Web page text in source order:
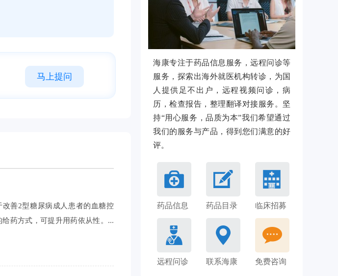
马上提问
善2型糖尿病成人患者的血糖控
药方式，可提升用药依从性。...
海康专注于药品信息服务，远程问诊等
服务，探索出海外就医机构转诊，为国
人提供足不出户，远程视频问诊，病
历，检查报告，整理翻译对接服务。坚
持“用心服务，品质为本”我们希望通过
我们的服务与产品，得到您们满意的好
评。
药品信息 药品目录 临床招募
远程问诊 联系海康 免费咨询